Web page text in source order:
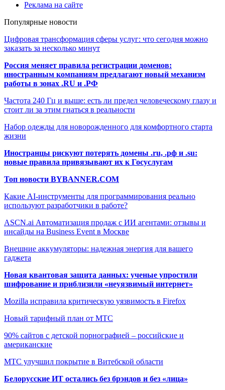
Реклама на сайте
Популярные новости
Цифровая трансформация сферы услуг: что сегодня можно
заказать за несколько минут
Россия меняет правила регистрации доменов:
иностранным компаниям предлагают новый механизм
работы в зонах .RU и .РФ
Частота 240 Гц и выше: есть ли предел человеческому глазу и
стоит ли за этим гнаться в реальности
Набор одежды для новорожденного для комфортного старта
жизни
Иностранцы рискуют потерять домены .ru, .рф и .su:
новые правила привязывают их к Госуслугам
Топ новости BYBANNER.COM
Какие AI-инструменты для программирования реально
используют разработчики в работе?
ASCN.ai Автоматизация продаж с ИИ агентами: отзывы и
инсайды на Business Event в Москве
Внешние аккумуляторы: надежная энергия для вашего
гаджета
Новая квантовая защита данных: ученые упростили
шифрование и приблизили «неуязвимый интернет»
Mozilla исправила критическую уязвимость в Firefox
Новый тарифный план от МТС
90% сайтов с детской порнографией – российские и
американские
МТС улучшил покрытие в Витебской области
Белорусские ИТ остались без брэндов и без «лица»